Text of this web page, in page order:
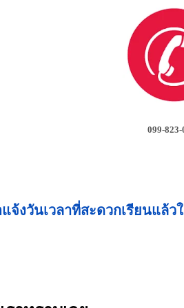
099-823-
จ้งวันเวลาที่สะดวกเรียนแล้ว